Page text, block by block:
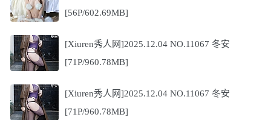
[56P/602.69MB]
[Xiuren秀人网]2025.12.04 NO.11067 冬安
[71P/960.78MB]
[Xiuren秀人网]2025.12.04 NO.11067 冬安
[71P/960.78MB]